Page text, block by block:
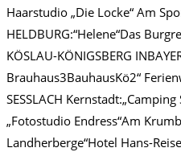
Haarstudio „Die Locke“ Am
HELDBURG:“Helene“Das
KÖSLAU-KÖNIGSBERG
Brauhaus3BauhausKö2“
SESSLACH
„Fotostudio Endress“Am
Landherberge“Hotel Hans-